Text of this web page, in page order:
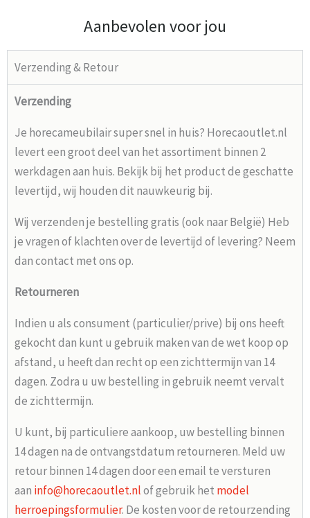
Aanbevolen voor jou
Verzending & Retour
Verzending
Je horecameubilair super snel in huis? Horecaoutlet.nl
levert een groot deel van het assortiment binnen 2
werkdagen aan huis. Bekijk bij het product de geschatte
levertijd, wij houden dit nauwkeurig bij.
Wij verzenden je bestelling gratis (ook naar België) Heb
je vragen of klachten over de levertijd of levering? Neem
dan contact met ons op.
Retourneren
Indien u als consument (particulier/prive) bij ons heeft
gekocht dan kunt u gebruik maken van de wet koop op
afstand, u heeft dan recht op een zichttermijn van 14
dagen. Zodra u uw bestelling in gebruik neemt vervalt
de zichttermijn.
U kunt, bij particuliere aankoop, uw bestelling binnen
14 dagen na de ontvangstdatum retourneren. Meld uw
retour binnen 14 dagen door een email te versturen
aan info@horecaoutlet.nlof gebruik het model
herroepingsformulier. De kosten voor de retourzending